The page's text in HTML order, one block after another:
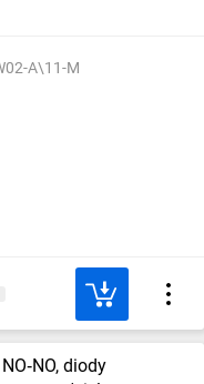
A\11-M
diody